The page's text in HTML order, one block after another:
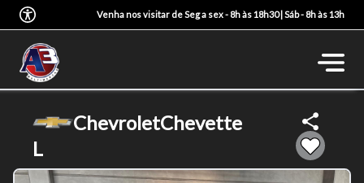
Venha nos visitar de Seg a sex - 8h às 18h30 | Sáb - 8h às 13h
ChevroletChevette
L